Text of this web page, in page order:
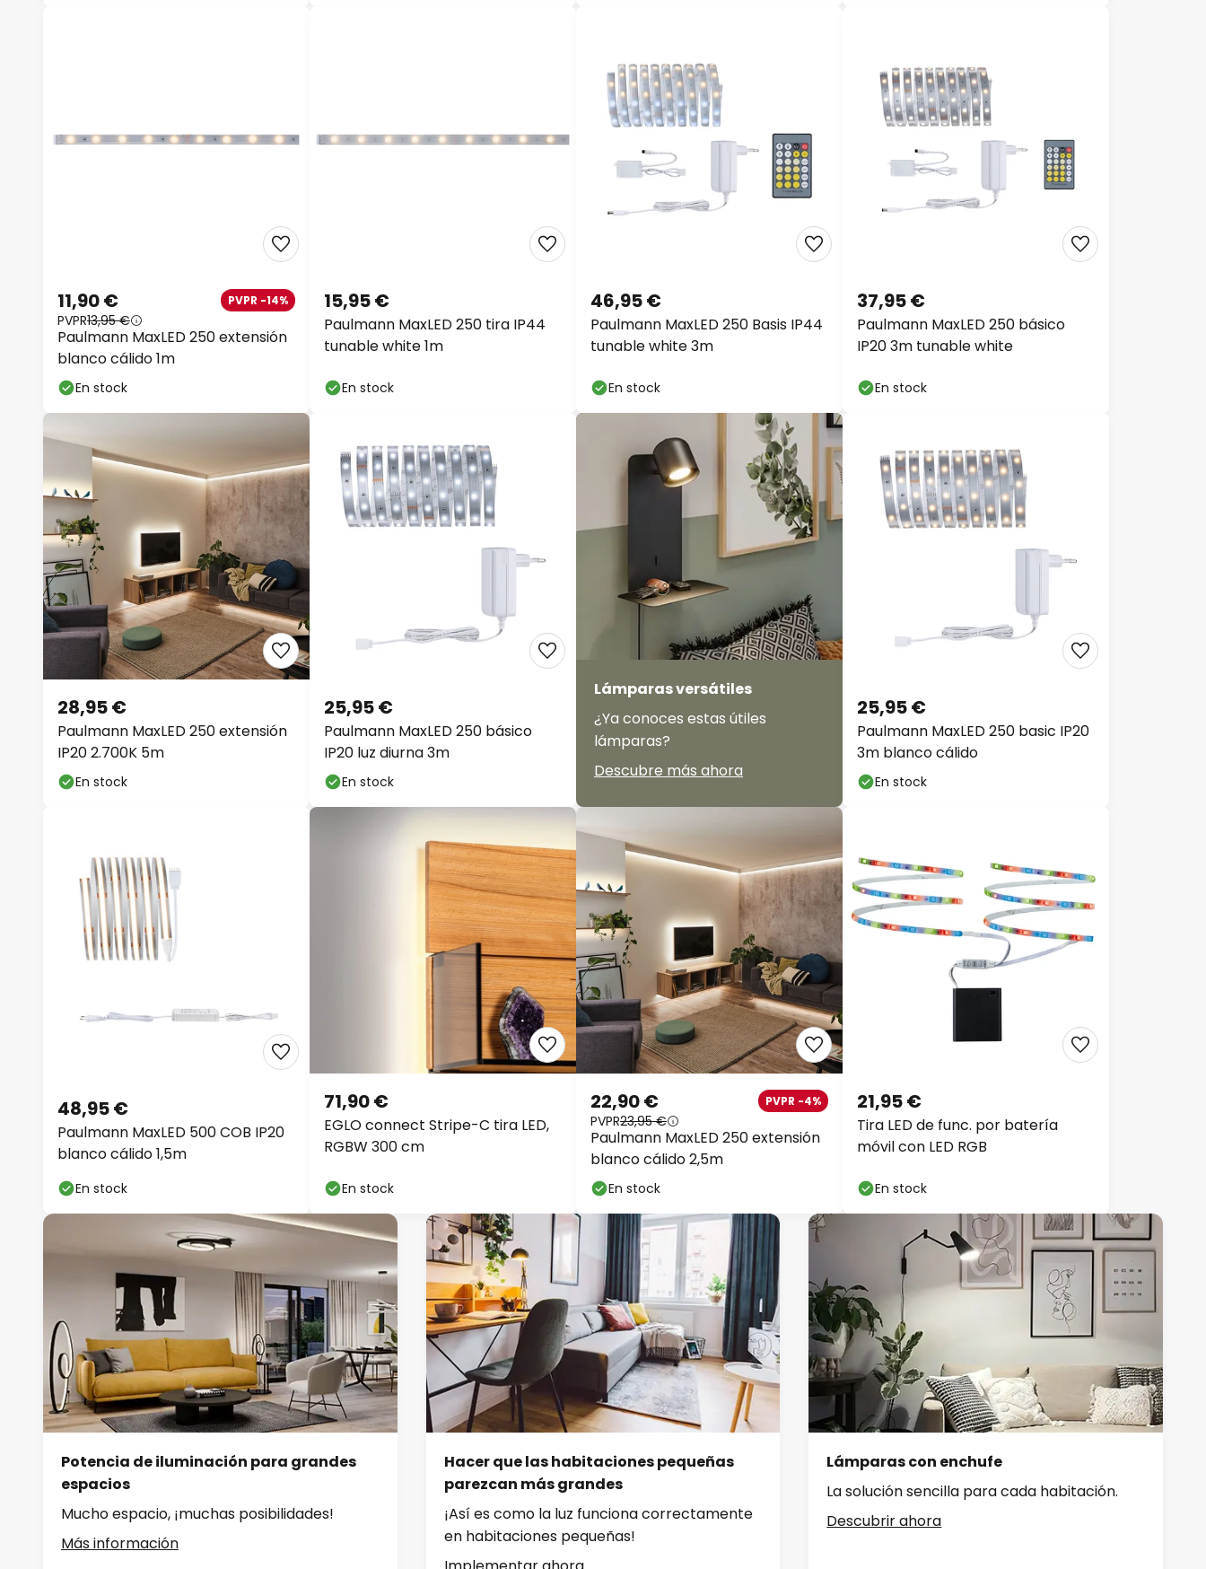
Paulmann MaxLED 250 extensión
blanco cálido 1m
11,90 € PVPR -14%
PVPR13,95 €
En stock
Paulmann MaxLED 250 tira IP44
tunable white 1m
15,95 €
En stock
Paulmann MaxLED 250 Basis IP44
tunable white 3m
46,95 €
En stock
Paulmann MaxLED 250 básico
IP20 3m tunable white
37,95 €
En stock
Paulmann MaxLED 250 extensión
IP20 2.700K 5m
28,95 €
En stock
Paulmann MaxLED 250 básico
IP20 luz diurna 3m
25,95 €
En stock
Lámparas versátiles
¿Ya conoces estas útiles
lámparas?
Descubre más ahora
Paulmann MaxLED 250 basic IP20
3m blanco cálido
25,95 €
En stock
Paulmann MaxLED 500 COB IP20
blanco cálido 1,5m
48,95 €
En stock
EGLO connect Stripe-C tira LED,
RGBW 300 cm
71,90 €
En stock
Paulmann MaxLED 250 extensión
blanco cálido 2,5m
22,90 € PVPR -4%
PVPR23,95 €
En stock
Tira LED de func. por batería
móvil con LED RGB
21,95 €
En stock
Potencia de iluminación para grandes
espacios
Mucho espacio, ¡muchas posibilidades!
Más información
Hacer que las habitaciones pequeñas
parezcan más grandes
¡Así es como la luz funciona correctamente
en habitaciones pequeñas!
Lámparas con enchufe
La solución sencilla para cada habitación.
Descubrir ahora